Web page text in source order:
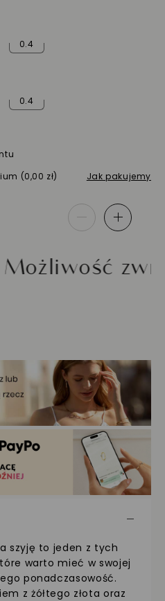
0.4
0.4
(0,00 zł) Jak pakujemy
- +
zwrotu
szyję to jeden z tych
warto mieć w swojej
ponadczasowość.
z żółtego złota oraz